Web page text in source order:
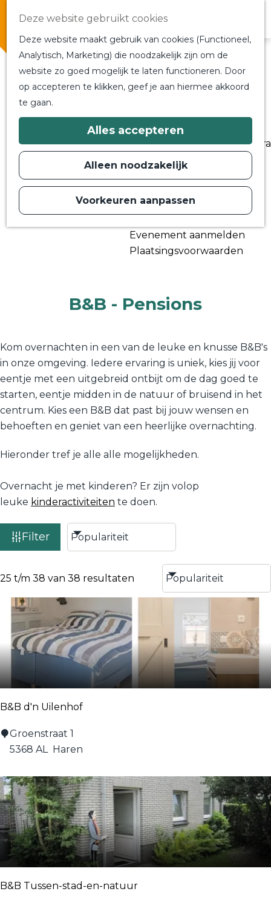
Deze website gebruikt cookies
Deze website maakt gebruik van cookies (Functioneel,
Analytisch, Marketing) die noodzakelijk zijn om de
website zo goed mogelijk te laten functioneren. Door
op accepteren te klikken, geef je aan hiermee akkoord
te gaan.
Alles accepteren
Alleen noodzakelijk
Voorkeuren aanpassen
a
a
a
d
h
o
e
p
a
g
e
In de buurt
Bij ons om de hoek
Alle blogs en vlogs
Ontmoet de bloggers
Plan je bezoek
Toeristische Informatiecentra
Bereikbaarheid
Routes
Evenement aanmelden
Plaatsingsvoorwaarden
B&B - Pensions
Kom overnachten in een van de leuke en knusse B&B's
in onze omgeving. Iedere ervaring is uniek, kies jij voor
eentje met een uitgebreid ontbijt om de dag goed te
starten, eentje midden in de natuur of bruisend in het
centrum. Kies een B&B dat past bij jouw wensen en
behoeften en geniet van een heerlijke overnachting.
Hieronder tref je alle alle mogelijkheden.
Overnacht je met kinderen? Er zijn volop
leuke kinderactiviteiten te doen.
Filter
25 t/m 38 van 38 resultaten
B&B d'n Uilenhof
B
d
'
n
U
i
n
Groenstraat 1
5368 AL Haren
B&B Tussen-stad-en-natuur